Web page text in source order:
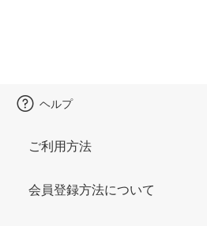
ヘルプ
ご利用方法
会員登録方法について